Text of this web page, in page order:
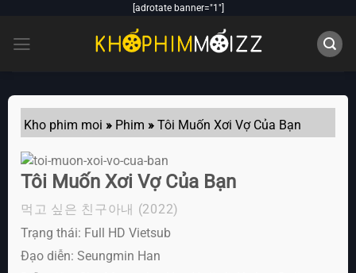
content
[adrotate banner="1"]
Kho phim moi » Phim »Tôi Muốn Xơi Vợ Của Bạn
Tôi Muốn Xơi Vợ Của Bạn
먹고 싶은 친구아내 (2022)
Trạng thái: Full HD Vietsub
Đạo diễn: Seungmin Han